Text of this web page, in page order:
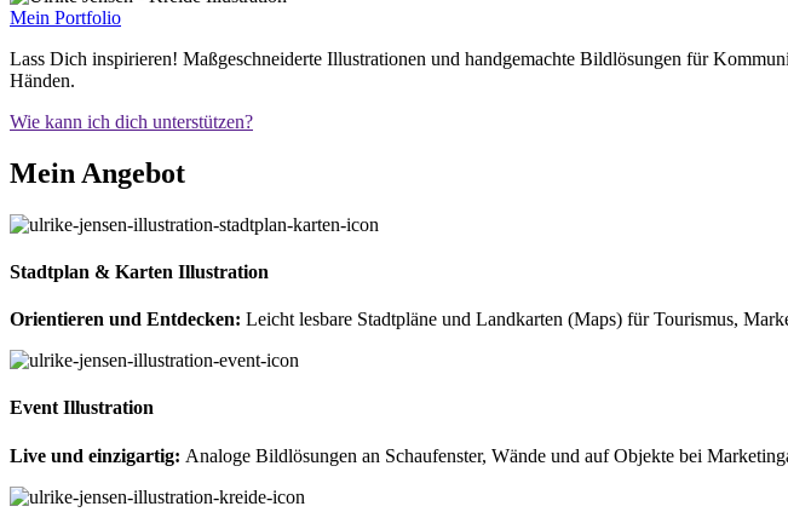
Mein Portfolio
Lass Dich inspirieren! Maßgeschneiderte Illustrationen und handgemachte Bildlösungen für
Händen.
Wie kann ich dich unterstützen?
Mein Angebot
Stadtplan & Karten Illustration
Orientieren und Entdecken: Leicht lesbare Stadtpläne und Landkarten (Maps) für Tourismus,
Event Illustration
Live und einzigartig: Analoge Bildlösungen an Schaufenster, Wände und auf Objekte bei